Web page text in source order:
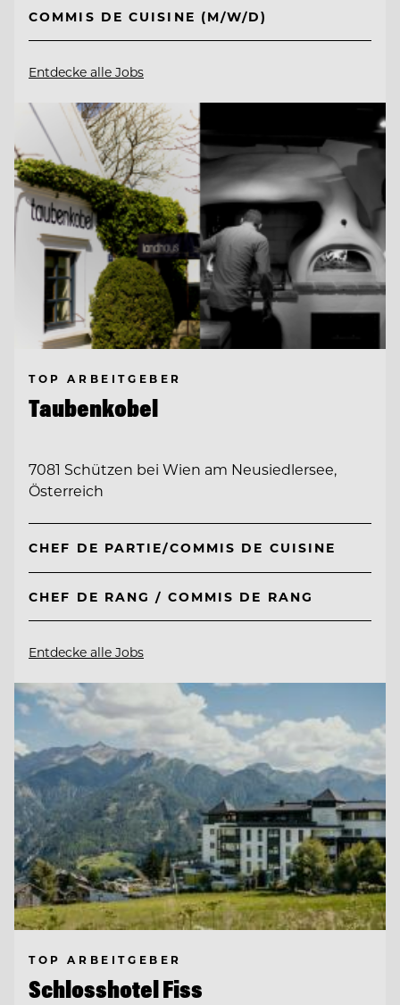
COMMIS DE CUISINE (M/W/D)
Entdecke alle Jobs
TOP ARBEITGEBER
Taubenkobel
7081 Schützen bei Wien am Neusiedlersee,
Österreich
CHEF DE PARTIE/COMMIS DE CUISINE
CHEF DE RANG / COMMIS DE RANG
Entdecke alle Jobs
TOP ARBEITGEBER
Schlosshotel Fiss